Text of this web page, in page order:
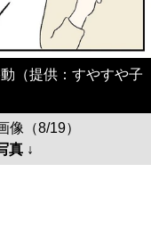
（提供：すやすや子
像（8/19）
真 ↓